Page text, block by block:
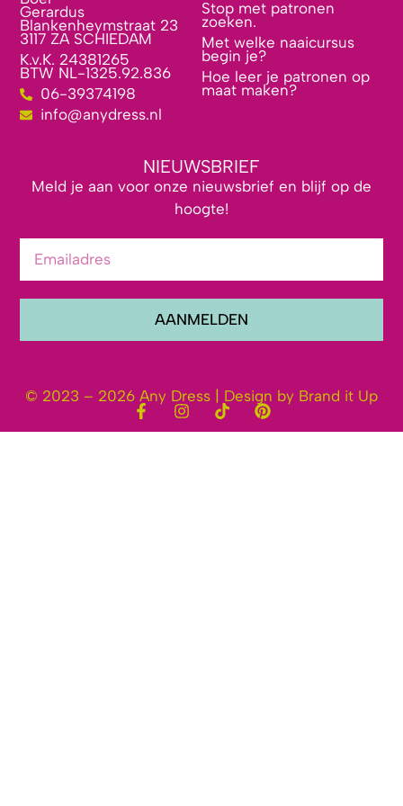
Gerardus
Blankenheymstraat 23
3117 ZA SCHIEDAM
K.v.K. 24381265
BTW NL-1325.92.836
06-39374198
info@anydress.nl
Stop met patronen
zoeken.
Met welke naaicursus
begin je?
Hoe leer je patronen op
maat maken?
NIEUWSBRIEF
Meld je aan voor onze nieuwsbrief en blijf op de
hoogte!
AANMELDEN
© 2023 – 2026 Any Dress | Design by Brand it Up